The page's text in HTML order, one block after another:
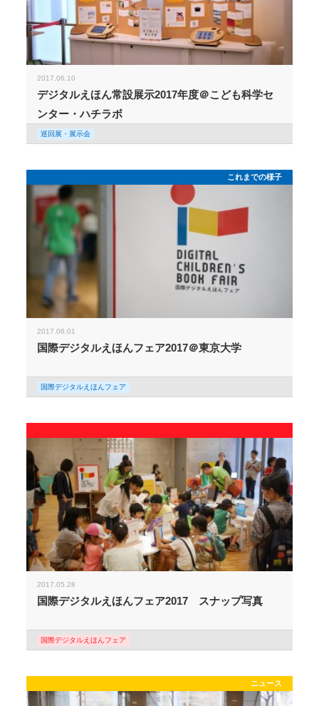
2017.06.10
デジタルえほん常設展示2017年度＠こども科学セ
ンター・ハチラボ
巡回展・展示会
これまでの様子
2017.06.01
国際デジタルえほんフェア2017＠東京大学
国際デジタルえほんフェア
2017.05.28
国際デジタルえほんフェア2017 スナップ写真
国際デジタルえほんフェア
ニュース